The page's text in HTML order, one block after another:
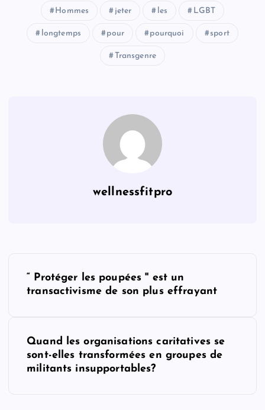
Hommes jeter les LGBT
longtemps pour pourquoi sport
Transgenre
wellnessfitpro
“ Protéger les poupées '' est un
transactivisme de son plus effrayant
Quand les organisations caritatives se
sont-elles transformées en groupes de
militants insupportables?